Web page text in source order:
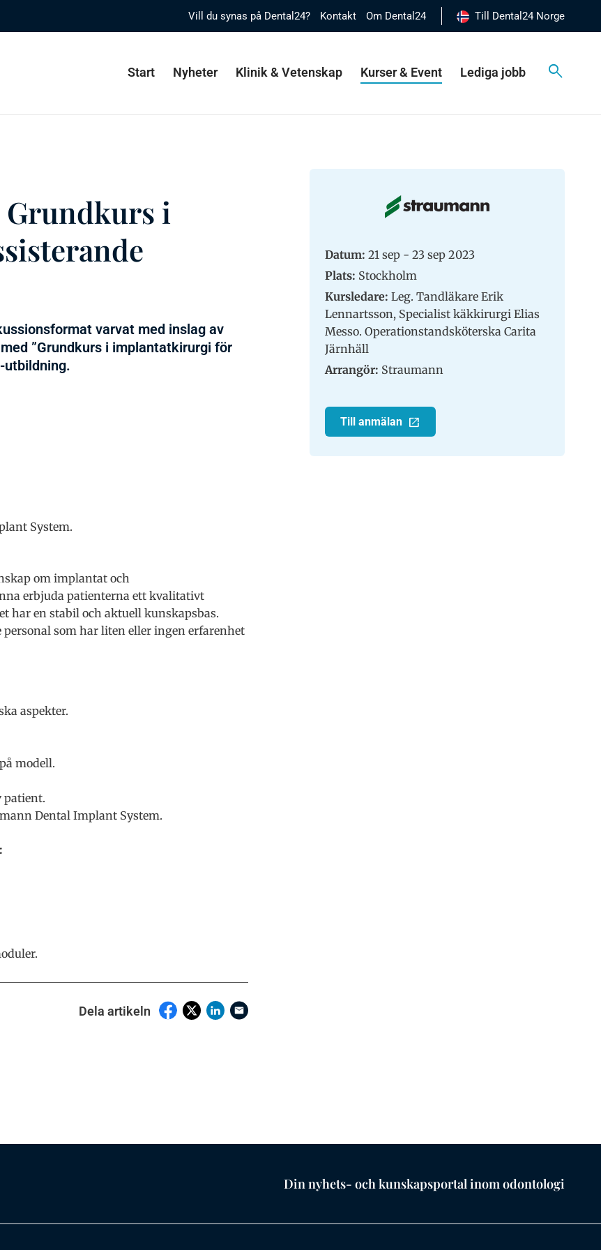
Vill du synas på Dental24? Kontakt Om Dental24 Till Dental24 Norge
Start Nyheter Klinik & Vetenskap Kurser & Event Lediga jobb
Grundkurs i
varvat med inslag av
”Grundkurs i implantatkirurgi för
utbildning.
System.
om implantat och
erbjuda patienterna ett kvalitativt
har en stabil och aktuell kunskapsbas.
som har liten eller ingen erfarenhet
aspekter.
modell.
patient.
Dental Implant System.
Dela artikeln
Datum: 21 sep - 23 sep 2023
Plats: Stockholm
Kursledare: Leg. Tandläkare Erik
Lennartsson, Specialist käkkirurgi Elias
Messo. Operationstandsköterska Carita
Järnhäll
Arrangör: Straumann
Till anmälan
Din nyhets- och kunskapsportal inom odontologi